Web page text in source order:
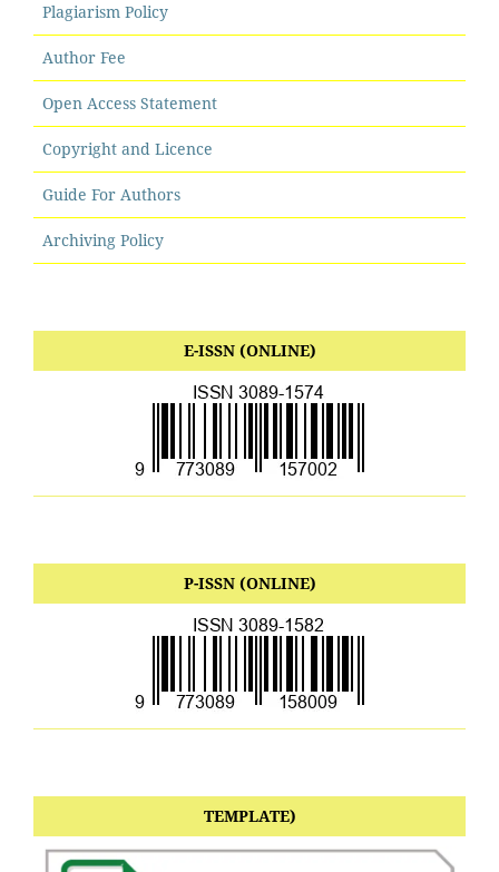
Plagiarism Policy
Author Fee
Open Access Statement
Copyright and Licence
Guide For Authors
Archiving Policy
E-ISSN (ONLINE)
P-ISSN (ONLINE)
TEMPLATE)